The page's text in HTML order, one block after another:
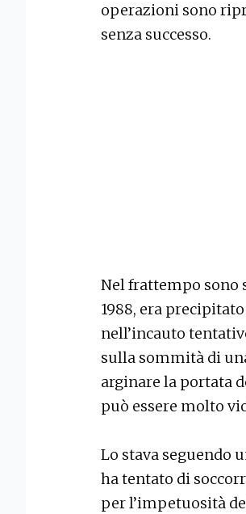
operazioni sono
senza successo.
Nel frattempo sono
1988, era
nell’incauto
sulla sommità di
arginare la portata
può essere molto
Lo stava seguendo
ha tentato di
per l’impetuosità